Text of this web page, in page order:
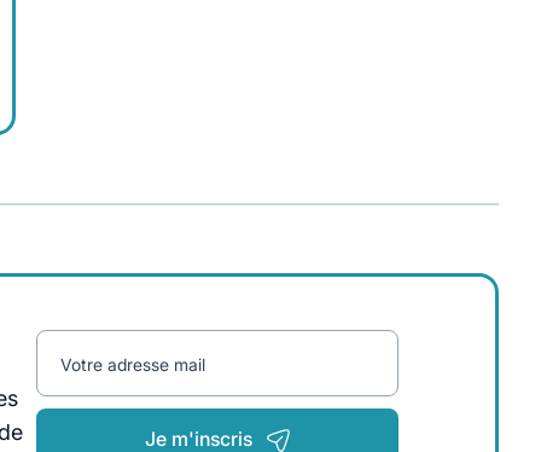
Votre adresse mail
Je m'inscris